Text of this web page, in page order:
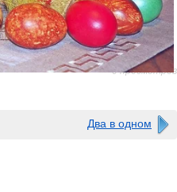
0 просмотров
Два в одном